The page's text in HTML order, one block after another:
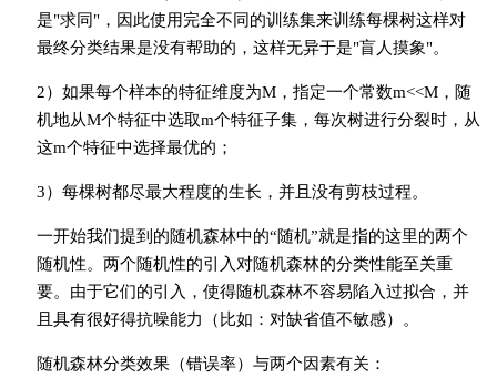
是"求同"，因此使用完全不同的训练集来训练每棵树这样对
最终分类结果是没有帮助的，这样无异于是"盲人摸象"。
2）如果每个样本的特征维度为M，指定一个常数m<<M，随
机地从M个特征中选取m个特征子集，每次树进行分裂时，从
这m个特征中选择最优的；
3）每棵树都尽最大程度的生长，并且没有剪枝过程。
一开始我们提到的随机森林中的“随机”就是指的这里的两个
随机性。两个随机性的引入对随机森林的分类性能至关重
要。由于它们的引入，使得随机森林不容易陷入过拟合，并
且具有很好得抗噪能力（比如：对缺省值不敏感）。
随机森林分类效果（错误率）与两个因素有关：